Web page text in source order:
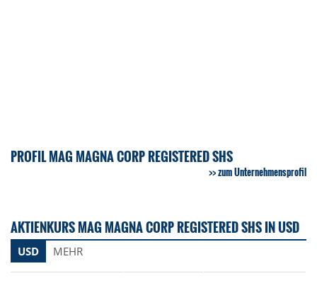
PROFIL MAG MAGNA CORP REGISTERED SHS
zum Unternehmensprofil
AKTIENKURS MAG MAGNA CORP REGISTERED SHS IN USD
USD MEHR